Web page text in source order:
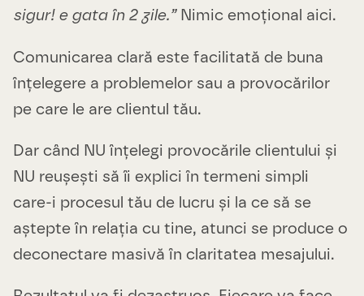
sigur! e gata în 2 zile.”Nimic emoțional aici.
Comunicarea clară este facilitată de buna
înțelegere a problemelor sau a provocărilor
pe care le are clientul tău.
Dar când NU înțelegi provocările clientului și
NU reușești să îi explici în termeni simpli
care-i procesul tău de lucru și la ce să se
aștepte în relația cu tine, atunci se produce o
deconectare masivă în claritatea mesajului.